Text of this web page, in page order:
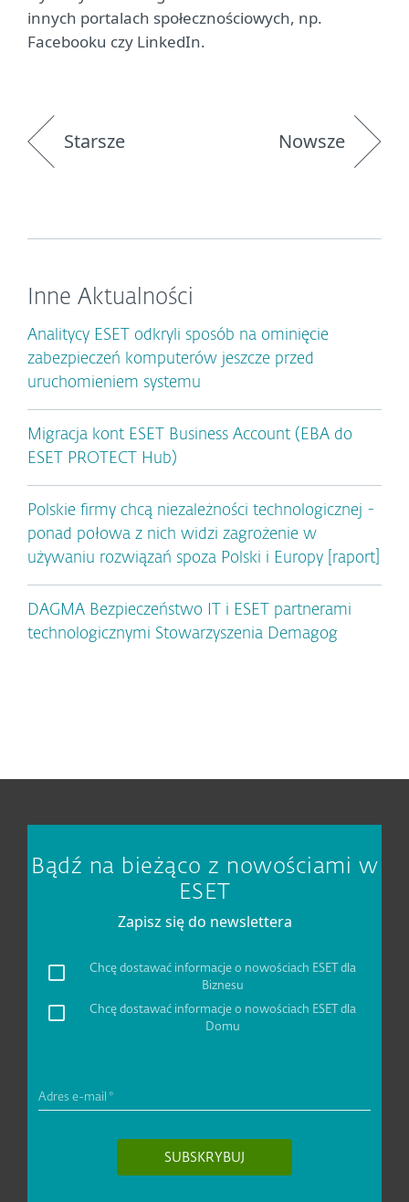
innych portalach społecznościowych, np.
Facebooku czy LinkedIn.
Starsze Nowsze
Inne Aktualności
Analitycy ESET odkryli sposób na ominięcie
zabezpieczeń komputerów jeszcze przed
uruchomieniem systemu
Migracja kont ESET Business Account (EBA do
ESET PROTECT Hub)
Polskie firmy chcą niezależności technologicznej -
ponad połowa z nich widzi zagrożenie w
używaniu rozwiązań spoza Polski i Europy [raport]
DAGMA Bezpieczeństwo IT i ESET partnerami
technologicznymi Stowarzyszenia Demagog